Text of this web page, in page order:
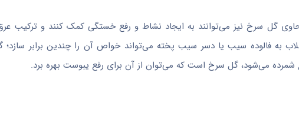
گل سرخ نیز می‌توانند به ایجاد نشاط و رفع خستگی کمک کنند و ترکیب عرق
به فالوده سیب یا دسر سیب پخته می‌تواند خواص آن را چندین برابر
شمرده می‌شود، گل سرخ است که می‌توان از آن برای رفع یبوست بهره برد.